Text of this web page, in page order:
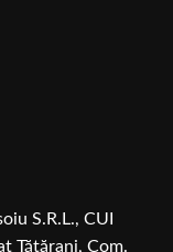
S.R.L., CUI
Tătărani, Com.